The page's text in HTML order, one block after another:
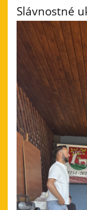
Slávnostné